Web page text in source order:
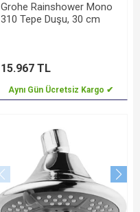
Grohe Rainshower Mono
310 Tepe Duşu, 30 cm
15.967 TL
Aynı Gün Ücretsiz Kargo ✔